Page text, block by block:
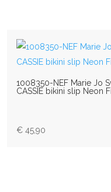
1008350-NEF Marie Jo
CASSIE bikini slip Neon
€ 45,90